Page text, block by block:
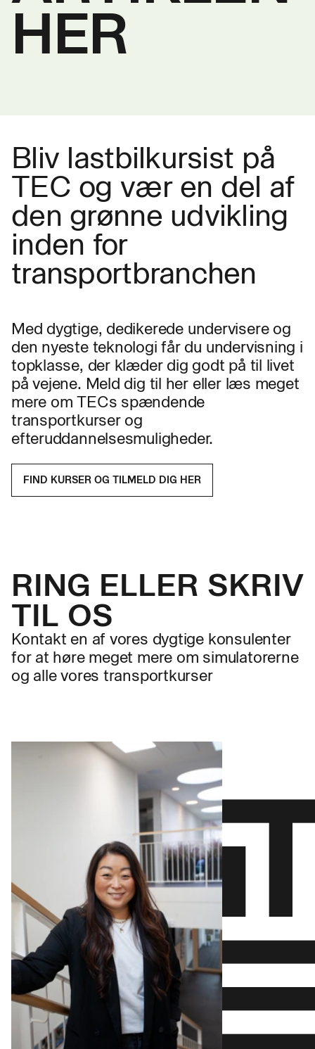
HER
Bliv lastbilkursist på
TEC og vær en del af
den grønne udvikling
inden for
transportbranchen
Med dygtige, dedikerede undervisere og
den nyeste teknologi får du undervisning i
topklasse, der klæder dig godt på til livet
på vejene. Meld dig til her eller læs meget
mere om TECs spændende
transportkurser og
efteruddannelsesmuligheder.
FIND KURSER OG TILMELD DIG HER
RING ELLER SKRIV
TIL OS
Kontakt en af vores dygtige konsulenter
for at høre meget mere om simulatorerne
og alle vores transportkurser